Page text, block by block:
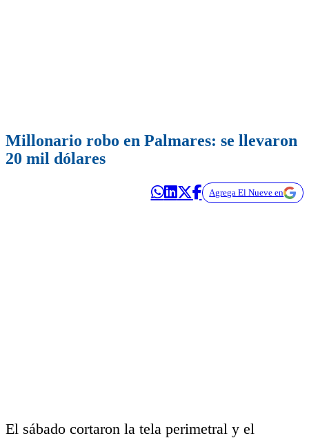
Millonario robo en Palmares: se llevaron
20 mil dólares
Agrega El Nueve en
El sábado cortaron la tela perimetral y el